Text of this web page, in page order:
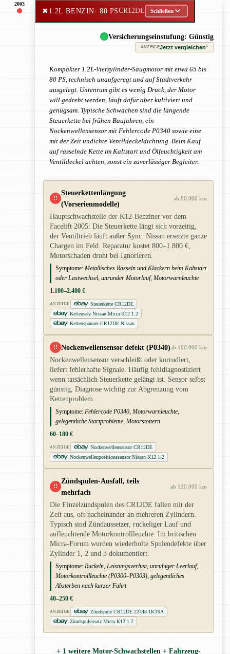
2003
✖1.2L BENZIN· 80 PSCR12DE Schließen
Versicherungseinstufung: Günstig
ANZEIGEJetzt vergleichen*
Kompakter 1.2L-Vierzylinder-Saugmotor mit etwa 65 bis
80 PS, technisch unaufgeregt und auf Stadtverkehr
ausgelegt. Untenrum gibt es wenig Druck, der Motor
will gedreht werden, läuft dafür aber kultiviert und
genügsam. Typische Schwächen sind die längende
Steuerkette bei frühen Baujahren, ein
Nockenwellensensor mit Fehlercode P0340 sowie eine
mit der Zeit undichte Ventildeckeldichtung. Beim Kauf
auf rasselnde Kette im Kaltstart und Ölfeuchtigkeit am
Ventildeckel achten, sonst ein zuverlässiger Begleiter.
!!
Steuerkettenlängung
(Vorserienmodelle)
ab 80.000 km
Hauptschwachstelle der K12-Benziner vor dem
Facelift 2005: Die Steuerkette längt sich vorzeitig,
der Ventiltrieb läuft außer Sync. Nissan ersetzte ganze
Chargen im Feld. Reparatur kostet 800–1.800 €,
Motorschaden droht bei Ignorieren.
Symptome: Metallisches Rasseln und Klackern beim Kaltstart
oder Lastwechsel, unrunder Motorlauf, Motorwarnleuchte
1.100–2.400 €
ANZEIGE
Steuerkette CR12DE
Kettensatz Nissan Micra K12 1.2
Kettenspanner CR12DE Nissan
!! Nockenwellensensor defekt (P0340)ab 100.000 km
Nockenwellensensor verschleißt oder korrodiert,
liefert fehlerhafte Signale. Häufig fehldiagnostiziert
wenn tatsächlich Steuerkette gelängt ist. Sensor selbst
günstig, Diagnose wichtig zur Abgrenzung vom
Kettenproblem.
Symptome: Fehlercode P0340, Motorwarnleuchte,
gelegentliche Startprobleme, Motorstottern
60–180 €
ANZEIGE
Nockenwellensensor CR12DE
Nockenwellenpositionssensor Nissan K12 1.2
!!
Zündspulen-Ausfall, teils
mehrfach
ab 120.000 km
Die Einzelzündspulen des CR12DE fallen mit der
Zeit aus, oft nacheinander an mehreren Zylindern.
Typisch sind Zündaussetzer, ruckeliger Lauf und
aufleuchtende Motorkontrollleuchte. Im britischen
Micra-Forum wurden wiederholte Spulendefekte über
Zylinder 1, 2 und 3 dokumentiert.
Symptome: Ruckeln, Leistungsverlust, unruhiger Leerlauf,
Motorkontrollleuchte (P0300–P0303), gelegentliches
Absterben nach kurzer Fahrt
40–250 €
ANZEIGE
Zündspule CR12DE 22448-1KT0A
Zündspulensatz Micra K12 1.2
+ 1 weitere Motor-Schwachstellen + Fahrzeug-